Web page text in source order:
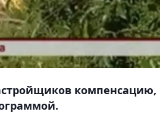
компенсацию,